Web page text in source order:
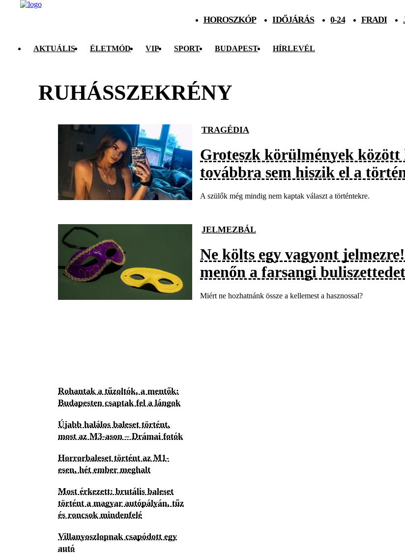
HOROSZKÓP IDŐJÁRÁS 0-24 FRADI
AKTUÁLIS ÉLETMÓD VIP SPORT BUDAPEST HÍRLEVÉL
RUHÁSSZEKRÉNY
TRAGÉDIA
Groteszk körülmények
továbbra sem hiszik el a
A szülők még mindig nem kaptak választ a történtekre.
JELMEZBÁL
Ne költs egy vagyont
menőn a farsangi buliszettedet
Miért ne hozhatnánk össze a kellemest a hasznossal?
Rohantak a tűzoltók, a mentők:
Budapesten csaptak fel a lángok
Újabb halálos baleset történt,
most az M3-ason – Drámai fotók
Horrorbaleset történt az M1-
esen, hét ember meghalt
Most érkezett: brutális baleset
történt a magyar autópályán, tűz
és roncsok mindenfelé
Villanyoszlopnak csapódott egy
autó